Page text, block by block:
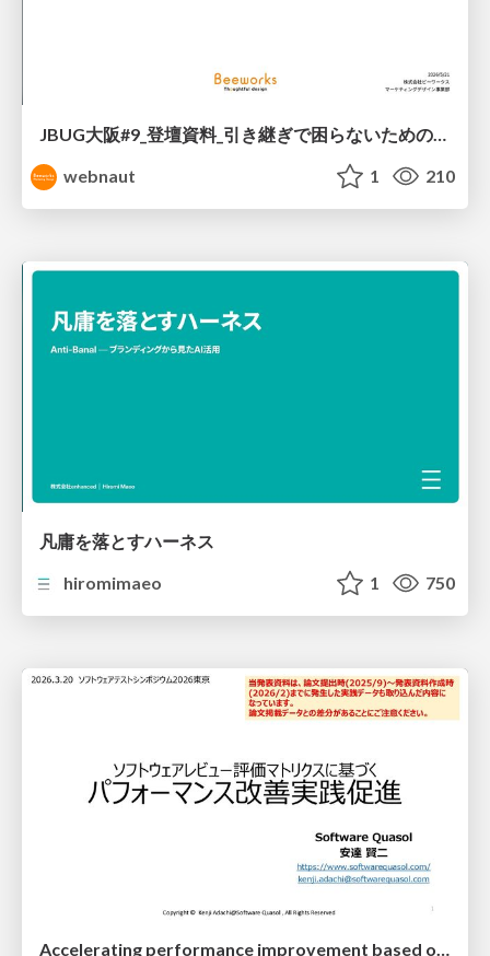
JBUG大阪#9_登壇資料_引き継ぎで困らないためのBacklogWikiの整え方_ミスと属人化を防ぐために、 “次の人が動ける状態”をどう残すか
webnaut
1 210
凡庸を落とすハーネス
hiromimaeo
1 750